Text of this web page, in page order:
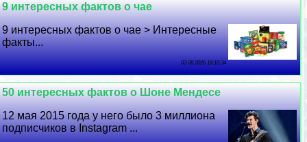
9 интересных фактов о чае
9 интересных фактов о чае > Интересные
факты...
03 08 2026 18:10:34
50 интересных фактов о Шоне Мендесе
12 мая 2015 года у него было 3 миллиона
подписчиков в Instagram ...